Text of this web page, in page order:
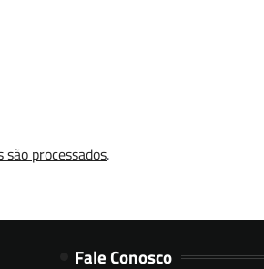
processados.
Fale Conosco